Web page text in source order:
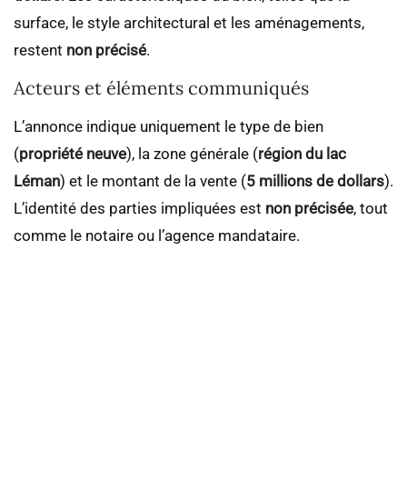
surface, le style architectural et les aménagements,
restent non précisé.
Acteurs et éléments communiqués
L’annonce indique uniquement le type de bien
(propriété neuve), la zone générale (région du lac
Léman) et le montant de la vente (5 millions de dollars).
L’identité des parties impliquées est non précisée, tout
comme le notaire ou l’agence mandataire.